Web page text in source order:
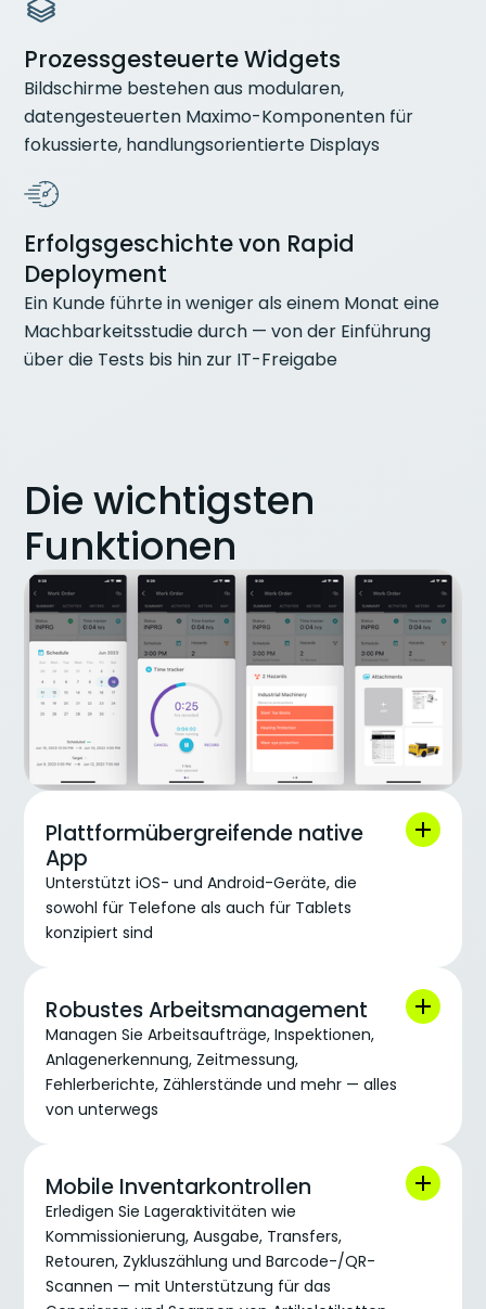
Prozessgesteuerte Widgets
Bildschirme bestehen aus modularen,
datengesteuerten Maximo-Komponenten für
fokussierte, handlungsorientierte Displays
Erfolgsgeschichte von Rapid
Deployment
Ein Kunde führte in weniger als einem Monat eine
Machbarkeitsstudie durch — von der Einführung
über die Tests bis hin zur IT-Freigabe
Die wichtigsten
Funktionen
Plattformübergreifende native
App
Unterstützt iOS- und Android-Geräte, die
sowohl für Telefone als auch für Tablets
konzipiert sind
Robustes Arbeitsmanagement
Managen Sie Arbeitsaufträge, Inspektionen,
Anlagenerkennung, Zeitmessung,
Fehlerberichte, Zählerstände und mehr — alles
von unterwegs
Mobile Inventarkontrollen
Erledigen Sie Lageraktivitäten wie
Kommissionierung, Ausgabe, Transfers,
Retouren, Zykluszählung und Barcode-/QR-
Scannen — mit Unterstützung für das